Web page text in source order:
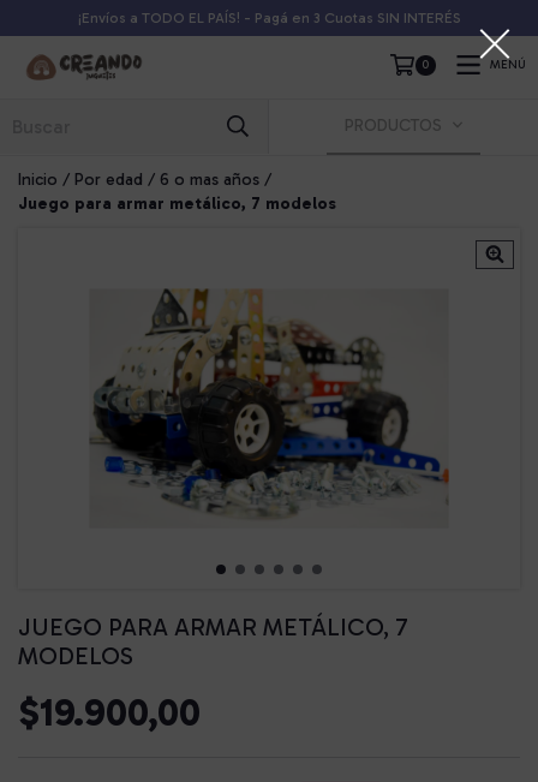
¡Envíos a TODO EL PAÍS! - Pagá en 3 Cuotas SIN INTERÉS
0 MENÚ
PRODUCTOS
Inicio / Por edad / 6 o mas años /
Juego para armar metálico, 7 modelos
JUEGO PARA ARMAR METÁLICO, 7
MODELOS
$19.900,00